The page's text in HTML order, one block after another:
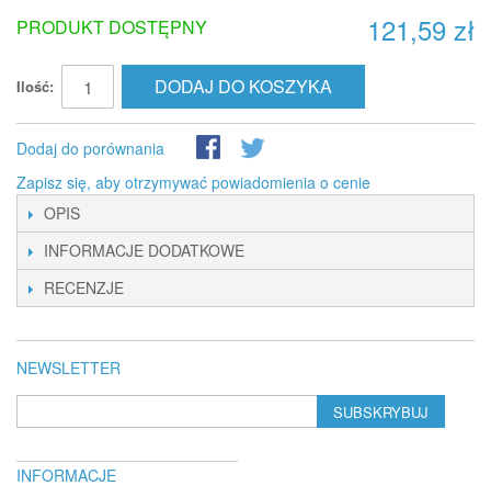
121,59 zł
PRODUKT DOSTĘPNY
Ilość: DODAJ DO KOSZYKA
Dodaj do porównania
Zapisz się, aby otrzymywać powiadomienia o cenie
OPIS
INFORMACJE DODATKOWE
RECENZJE
NEWSLETTER
SUBSKRYBUJ
INFORMACJE